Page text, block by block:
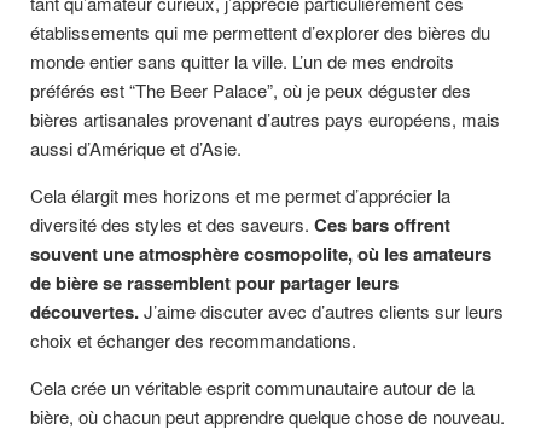
établissements qui me permettent d’explorer des bières du
monde entier sans quitter la ville. L’un de mes endroits
préférés est “The Beer Palace”, où je peux déguster des
bières artisanales provenant d’autres pays européens, mais
aussi d’Amérique et d’Asie.
Cela élargit mes horizons et me permet d’apprécier la
diversité des styles et des saveurs. Ces bars offrent
souvent une atmosphère cosmopolite, où les amateurs
de bière se rassemblent pour partager leurs
découvertes.J’aime discuter avec d’autres clients sur leurs
choix et échanger des recommandations.
Cela crée un véritable esprit communautaire autour de la
bière, où chacun peut apprendre quelque chose de nouveau.